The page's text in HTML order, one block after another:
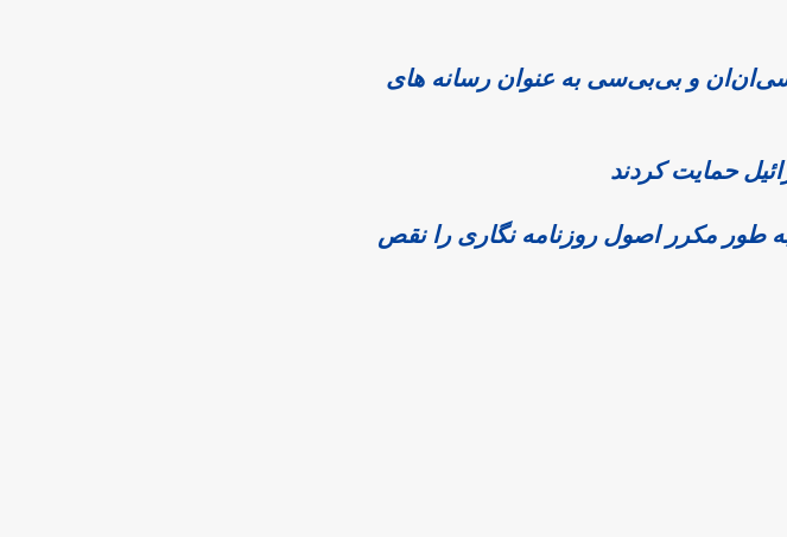
سی‌ان‌ان و بی‌بی‌سی به عنوان رسانه های
حمایت کردند
طور مکرر اصول روزنامه نگاری را نقص